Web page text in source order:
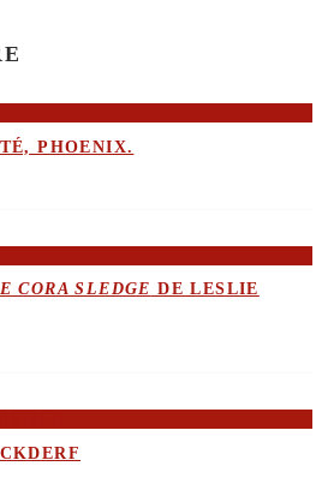
PHOENIX.
CORA SLEDGE DE LESLIE